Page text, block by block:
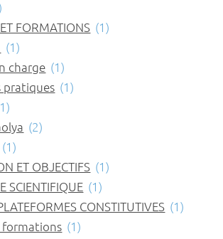
FORMATIONS (1)
(1)
charge (1)
pratiques (1)
(2)
(1)
ET OBJECTIFS (1)
SCIENTIFIQUE (1)
CONSTITUTIVES (1)
(1)